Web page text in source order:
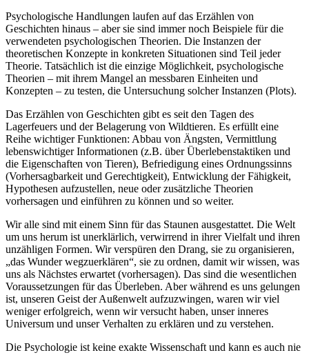
Psychologische Handlungen laufen auf das Erzählen von
Geschichten hinaus – aber sie sind immer noch Beispiele für die
verwendeten psychologischen Theorien. Die Instanzen der
theoretischen Konzepte in konkreten Situationen sind Teil jeder
Theorie. Tatsächlich ist die einzige Möglichkeit, psychologische
Theorien – mit ihrem Mangel an messbaren Einheiten und
Konzepten – zu testen, die Untersuchung solcher Instanzen (Plots).
Das Erzählen von Geschichten gibt es seit den Tagen des
Lagerfeuers und der Belagerung von Wildtieren. Es erfüllt eine
Reihe wichtiger Funktionen: Abbau von Ängsten, Vermittlung
lebenswichtiger Informationen (z.B. über Überlebenstaktiken und
die Eigenschaften von Tieren), Befriedigung eines Ordnungssinns
(Vorhersagbarkeit und Gerechtigkeit), Entwicklung der Fähigkeit,
Hypothesen aufzustellen, neue oder zusätzliche Theorien
vorhersagen und einführen zu können und so weiter.
Wir alle sind mit einem Sinn für das Staunen ausgestattet. Die Welt
um uns herum ist unerklärlich, verwirrend in ihrer Vielfalt und ihren
unzähligen Formen. Wir verspüren den Drang, sie zu organisieren,
„das Wunder wegzuerklären“, sie zu ordnen, damit wir wissen, was
uns als Nächstes erwartet (vorhersagen). Das sind die wesentlichen
Voraussetzungen für das Überleben. Aber während es uns gelungen
ist, unseren Geist der Außenwelt aufzuzwingen, waren wir viel
weniger erfolgreich, wenn wir versucht haben, unser inneres
Universum und unser Verhalten zu erklären und zu verstehen.
Die Psychologie ist keine exakte Wissenschaft und kann es auch nie